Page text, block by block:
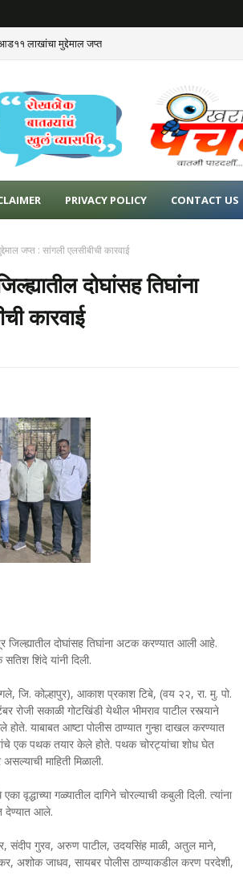
लाखांचा मुद्देमाल जप्त
PRIVACY POLICY CONTACT US
जप्त : सांगली एलसीबीची कारवाई
दोघांसह तिघांना
कारवाई
जिल्ह्यातील दोघांसह तिघांना अटक करण्यात आली आहे.
शिंदे यांनी दिली.
जि. कोल्हापुर), आकाश प्रकाश टिबे, (वय २२, रा. मु. पो.
सकाळी गोटखिंडी येथील भीमराव पाटील रस्त्याने
याबाबत आष्टा पोलीस ठाण्यात गुन्हा दाखल करण्यात
यांचे एक पथक तयार केले होते. पथक चोरट्यांचा शोध घेत
माहिती मिळाली.
गळ्यातील दागिने चोरल्याची कबुली दिली. त्यांना
देण्यात आले.
संदीप गुरव, अरुण पाटील, उदयसिंह माळी, अतुल माने,
अशोक जाधव, सायबर पोलीस ठाण्याकडील करण परदेशी,